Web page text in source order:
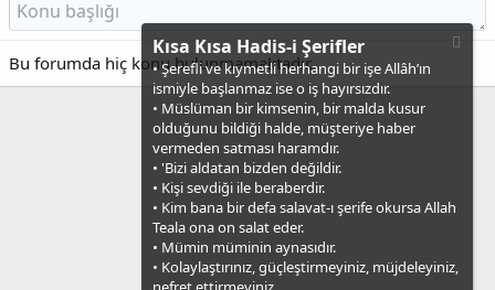
Bu forumda hiç konu bulunmamaktadır.
Kısa Kısa Hadis-i Şerifler
• Şerefli ve kıymetli herhangi bir işe Allâh’ın
ismiyle başlanmaz ise o iş hayırsızdır.
• Müslüman bir kimsenin, bir malda kusur
olduğunu bildiği halde, müşteriye haber
vermeden satması haramdır.
• 'Bizi aldatan bizden değildir.
• Kişi sevdiği ile beraberdir.
• Kim bana bir defa salavat-ı şerife okursa Allah
Teala ona on salat eder.
• Mümin müminin aynasıdır.
• Kolaylaştırınız, güçleştirmeyiniz, müjdeleyiniz,